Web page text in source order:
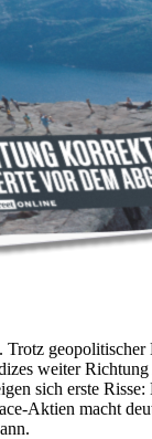
geopolitischer
weiter
sich erste
Aktien macht